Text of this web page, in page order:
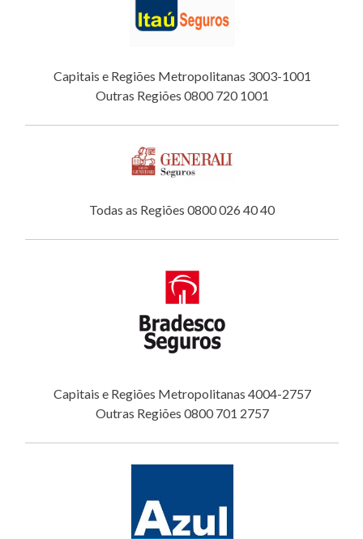
Capitais e Regiões Metropolitanas 3003-1001
Outras Regiões 0800 720 1001
Todas as Regiões 0800 026 40 40
Capitais e Regiões Metropolitanas 4004-2757
Outras Regiões 0800 701 2757